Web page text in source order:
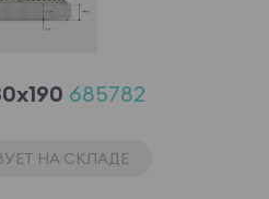
685782
НА СКЛАДЕ